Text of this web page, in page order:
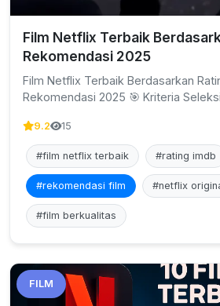
Film Netflix Terbaik
Rekomendasi 2025
Film Netflix Terbaik Berdasarkan
Rekomendasi 2025 🎯 Kriteria
9.2 15
#film netflix terbaik #rating imdb
#rekomendasi film #netflix
#film berkualitas
FILM